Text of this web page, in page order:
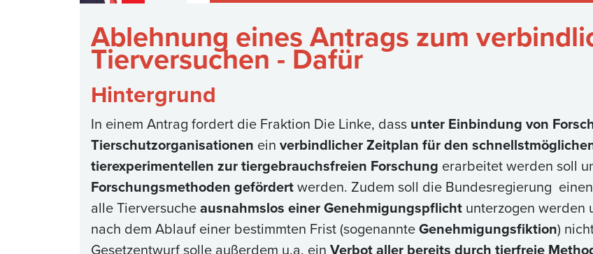
Ablehnung eines Antrags zum
Tierversuchen - Dafür
Hintergrund
In einem Antrag fordert die Fraktion Die Linke, dass unter Einbindung von
Tierschutzorganisationen ein verbindlicher Zeitplan für den
tierexperimentellen zur tiergebrauchsfreien Forschung erarbeitet werden soll
Forschungsmethoden gefördertwerden. Zudem soll die Bundesregierung
alle Tierversucheausnahmslos einer Genehmigungspflicht unterzogen werden
nach dem Ablauf einer bestimmten Frist (sogenannteGenehmigungsfiktion)
Gesetzentwurf solle außerdem u.a. ein Verbot aller bereits durch tierfreie